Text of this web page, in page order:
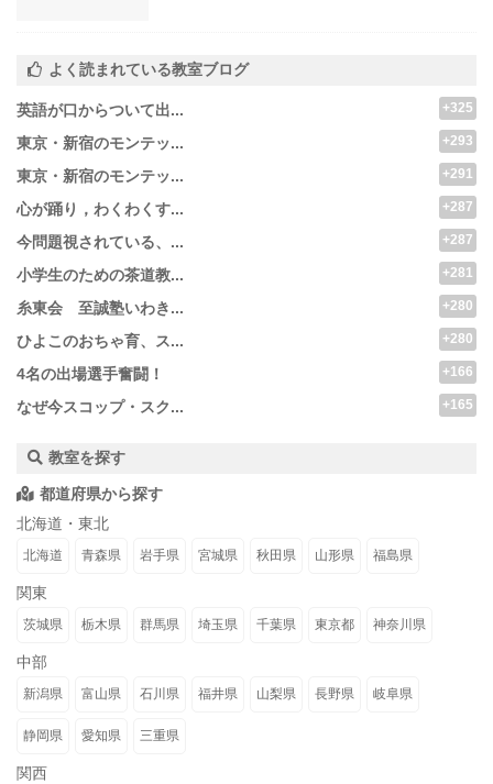
よく読まれている教室ブログ
英語が口からついて出... +325
東京・新宿のモンテッ... +293
東京・新宿のモンテッ... +291
心が踊り，わくわくす... +287
今問題視されている、... +287
小学生のための茶道教... +281
糸東会 至誠塾いわき... +280
ひよこのおちゃ育、ス... +280
4名の出場選手奮闘！ +166
なぜ今スコップ・スク... +165
教室を探す
都道府県から探す
北海道・東北
北海道 青森県 岩手県 宮城県 秋田県 山形県 福島県
関東
茨城県 栃木県 群馬県 埼玉県 千葉県 東京都 神奈川県
中部
新潟県 富山県 石川県 福井県 山梨県 長野県 岐阜県
静岡県 愛知県 三重県
関西